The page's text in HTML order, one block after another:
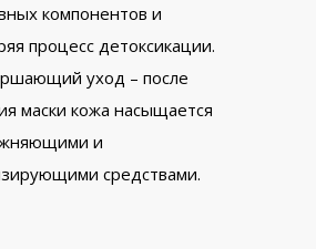
компонентов и
процесс детоксикации.
уход – после
маски кожа насыщается
и
средствами.